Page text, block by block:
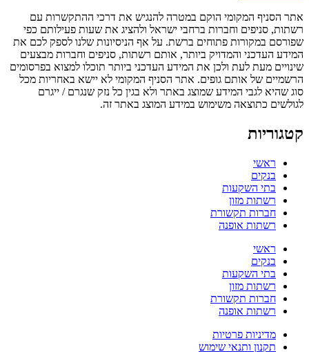
אתר הסניף המקומי הוקם במטרה להנגיש את דרכי ההתקשרות עם
רשתות, סניפים וחברות ברחבי ישראל ולהציג את שעות פעילותם כפי
שפורסם במקורות פתוחים ברשת. על אף הניסיונות שלנו לספק לכם את
המידע העדכני והמדויק ביותר, אותם רשתות, סניפים וחברות מבצעים
שינויים מעת לעת ולכן את המידע העדכני ביותר תוכלו למצוא בפרסומים
הרשמיים של אותם גופים. אתר הסניף המקומי לא יישא באחריות מכל
סוג שהיא לגבי המידע שמוצג באתר ולא בגין כל נזק שנגרם / ייגרם
לגולשים כתוצאה משימוש במידע המוצג באתר זה.
קטגוריות
ראשי
בנקים
בתי השקעות
רשתות מזון
חברות תקשורת
רשתות אופנה
ראשי
בנקים
בתי השקעות
רשתות מזון
חברות תקשורת
רשתות אופנה
מדיניות פרטיות
תקנון ותנאי שימוש